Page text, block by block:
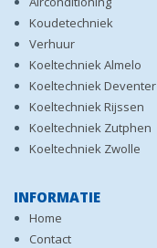
Koudetechniek
Verhuur
Koeltechniek Almelo
Koeltechniek Deventer
Koeltechniek Rijssen
Koeltechniek Zutphen
Koeltechniek Zwolle
INFORMATIE
Home
Contact